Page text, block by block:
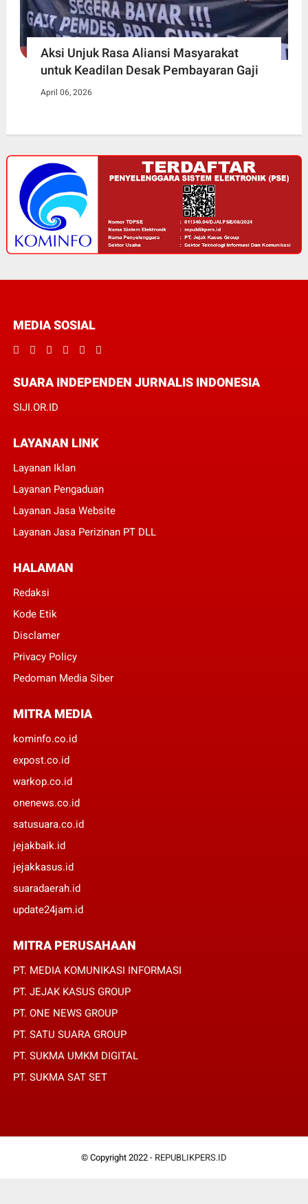
Aksi Unjuk Rasa Aliansi Masyarakat
untuk Keadilan Desak Pembayaran Gaji
April 06, 2026
MEDIA SOSIAL
SUARA INDEPENDEN JURNALIS INDONESIA
SIJI.OR.ID
LAYANAN LINK
Layanan Iklan
Layanan Pengaduan
Layanan Jasa Website
Layanan Jasa Perizinan PT DLL
HALAMAN
Redaksi
Kode Etik
Disclamer
Privacy Policy
Pedoman Media Siber
MITRA MEDIA
kominfo.co.id
expost.co.id
warkop.co.id
onenews.co.id
satusuara.co.id
jejakbaik.id
jejakkasus.id
suaradaerah.id
update24jam.id
MITRA PERUSAHAAN
PT. MEDIA KOMUNIKASI INFORMASI
PT. JEJAK KASUS GROUP
PT. ONE NEWS GROUP
PT. SATU SUARA GROUP
PT. SUKMA UMKM DIGITAL
PT. SUKMA SAT SET
© Copyright 2022 - REPUBLIKPERS.ID